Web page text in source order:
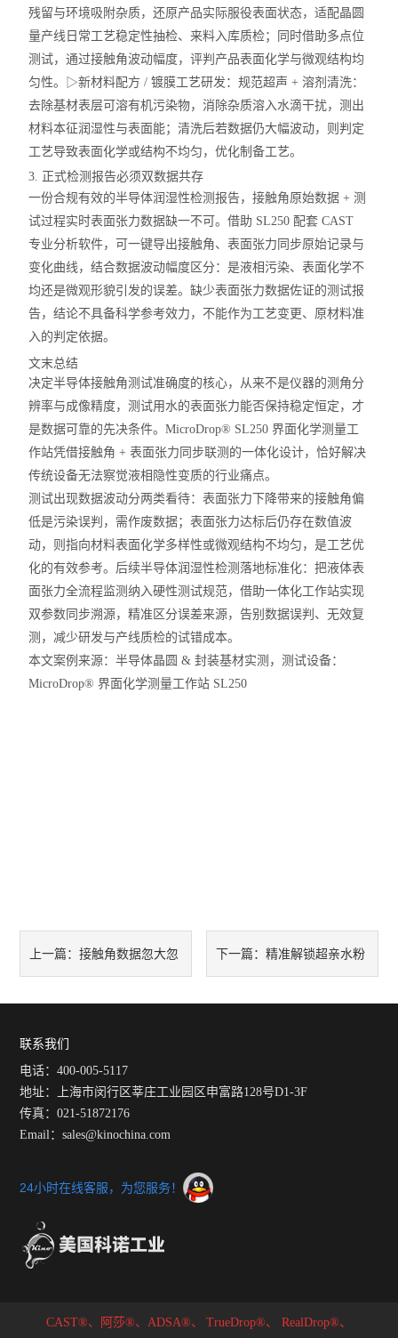
残留与环境吸附杂质，还原产品实际服役表面状态，适配晶圆
量产线日常工艺稳定性抽检、来料入库质检；同时借助多点位
测试，通过接触角波动幅度，评判产品表面化学与微观结构均
匀性。▷新材料配方 / 镀膜工艺研发：规范超声 + 溶剂清洗：
去除基材表层可溶有机污染物，消除杂质溶入水滴干扰，测出
材料本征润湿性与表面能；清洗后若数据仍大幅波动，则判定
工艺导致表面化学或结构不均匀，优化制备工艺。
3. 正式检测报告必须双数据共存
一份合规有效的半导体润湿性检测报告，接触角原始数据 + 测
试过程实时表面张力数据缺一不可。借助 SL250 配套 CAST
专业分析软件，可一键导出接触角、表面张力同步原始记录与
变化曲线，结合数据波动幅度区分：是液相污染、表面化学不
均还是微观形貌引发的误差。缺少表面张力数据佐证的测试报
告，结论不具备科学参考效力，不能作为工艺变更、原材料准
入的判定依据。
文末总结
决定半导体接触角测试准确度的核心，从来不是仪器的测角分
辨率与成像精度， 测试用水的表面张力能否保持稳定恒定，才
是数据可靠的先决条件。MicroDrop® SL250 界面化学测量工
作站凭借接触角 + 表面张力同步联测的一体化设计，恰好解决
传统设备无法察觉液相隐性变质的行业痛点。
测试出现数据波动分两类看待：表面张力下降带来的接触角偏
低是污染误判，需作废数据；表面张力达标后仍存在数值波
动，则指向材料表面化学多样性或微观结构不均匀，是工艺优
化的有效参考。后续半导体润湿性检测落地标准化：把液体表
面张力全流程监测纳入硬性测试规范，借助一体化工作站实现
双参数同步溯源，精准区分误差来源，告别数据误判、无效复
测，减少研发与产线质检的试错成本。
本文案例来源：半导体晶圆 & 封装基材实测，测试设备：
MicroDrop® 界面化学测量工作站 SL250
上一篇：接触角数据忽大忽
触角偏差近 6°，半导体检测
90% 工程师都踩坑！
下一篇： 精准解锁超亲水粉
联系我们
电话：400-005-5117
地址：上海市闵行区莘庄工业园区申富路128号D1-3F
传真：021-51872176
Email：sales@kinochina.com
24小时在线客服，为您服务！
CAST®、阿莎®、ADSA®、 TrueDrop®、 RealDrop®、